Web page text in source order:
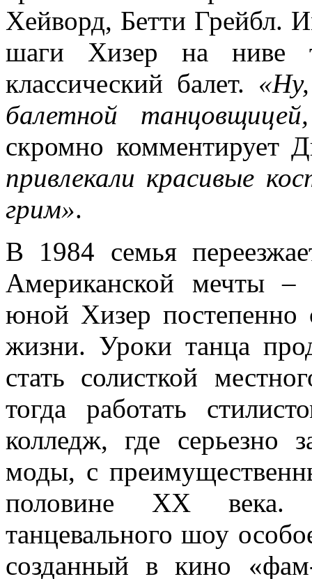
Хейворд, Бетти Грейбл.
шаги Хизер на ниве
классический балет.
балетной
скромно комментирует
привлекали красивые
грим».
В 1984 семья
Американской мечты
юной Хизер постепенно
жизни. Уроки танца
стать солисткой
тогда работать
колледж, где серьезно
моды, с
половине XX века.
танцевального шоу
созданный в кино